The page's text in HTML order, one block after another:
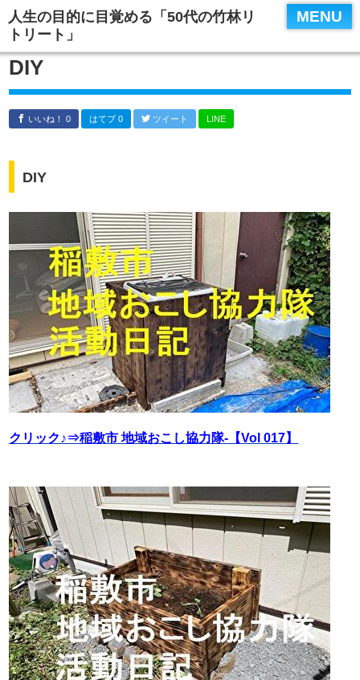
人生の目的に目覚める「50代の竹林リ
トリート」
MENU
DIY
いいね！ 0 はてブ 0 ツイート LINE
DIY
クリック♪⇒稲敷市 地域おこし協力隊‐【Vol 017】